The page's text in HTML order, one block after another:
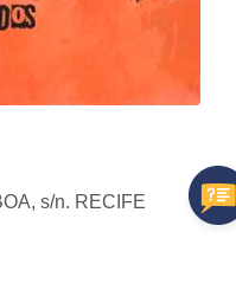
s/n. RECIFE